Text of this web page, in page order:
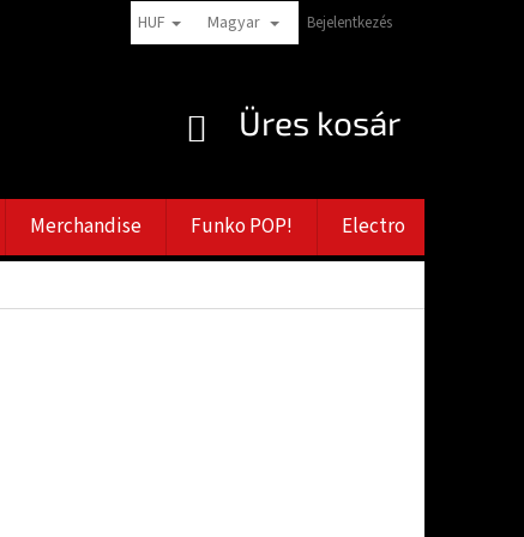
PANASZTÉTELI TANÁCSADÁS VERNOSTNÉ ZĽAVY
HUF Magyar Bejelentkezés
KOSÁR
Üres kosár
Merchandise Funko POP! Electro